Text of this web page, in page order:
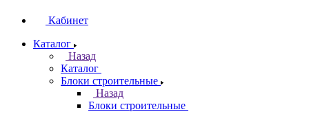
Кабинет
Каталог
Назад
Каталог
Блоки строительные
Назад
Блоки строительные